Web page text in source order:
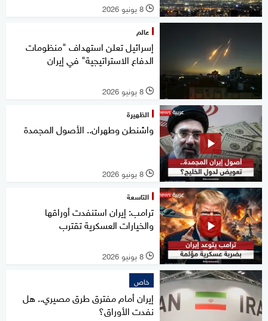
l 8 يونيو 2026
عالم
إسرائيل تعلن استهداف "منظومات
الدفاع الاستراتيجية" في إيران
l 8 يونيو 2026
الظهيرة
واشنطن وطهران.. الأصول المجمدة
l 8 يونيو 2026
التاسعة
ترامب: إيران استنفدت أوراقها
والخيارات العسكرية تقترب
l 8 يونيو 2026
خاص
إيران أمام مفترق طرق مصيري.. هل
نفدت الأوراق؟